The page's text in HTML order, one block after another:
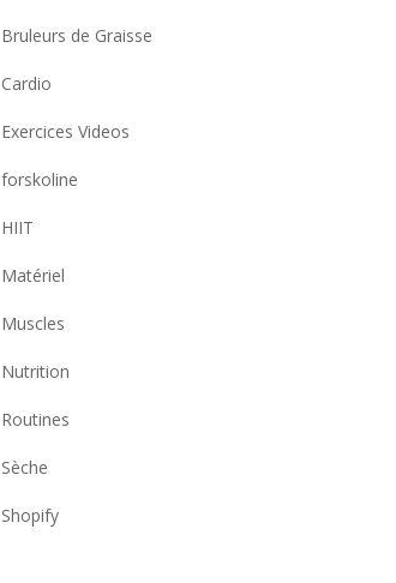
Bruleurs de Graisse
Cardio
Exercices Videos
forskoline
HIIT
Matériel
Muscles
Nutrition
Routines
Sèche
Shopify